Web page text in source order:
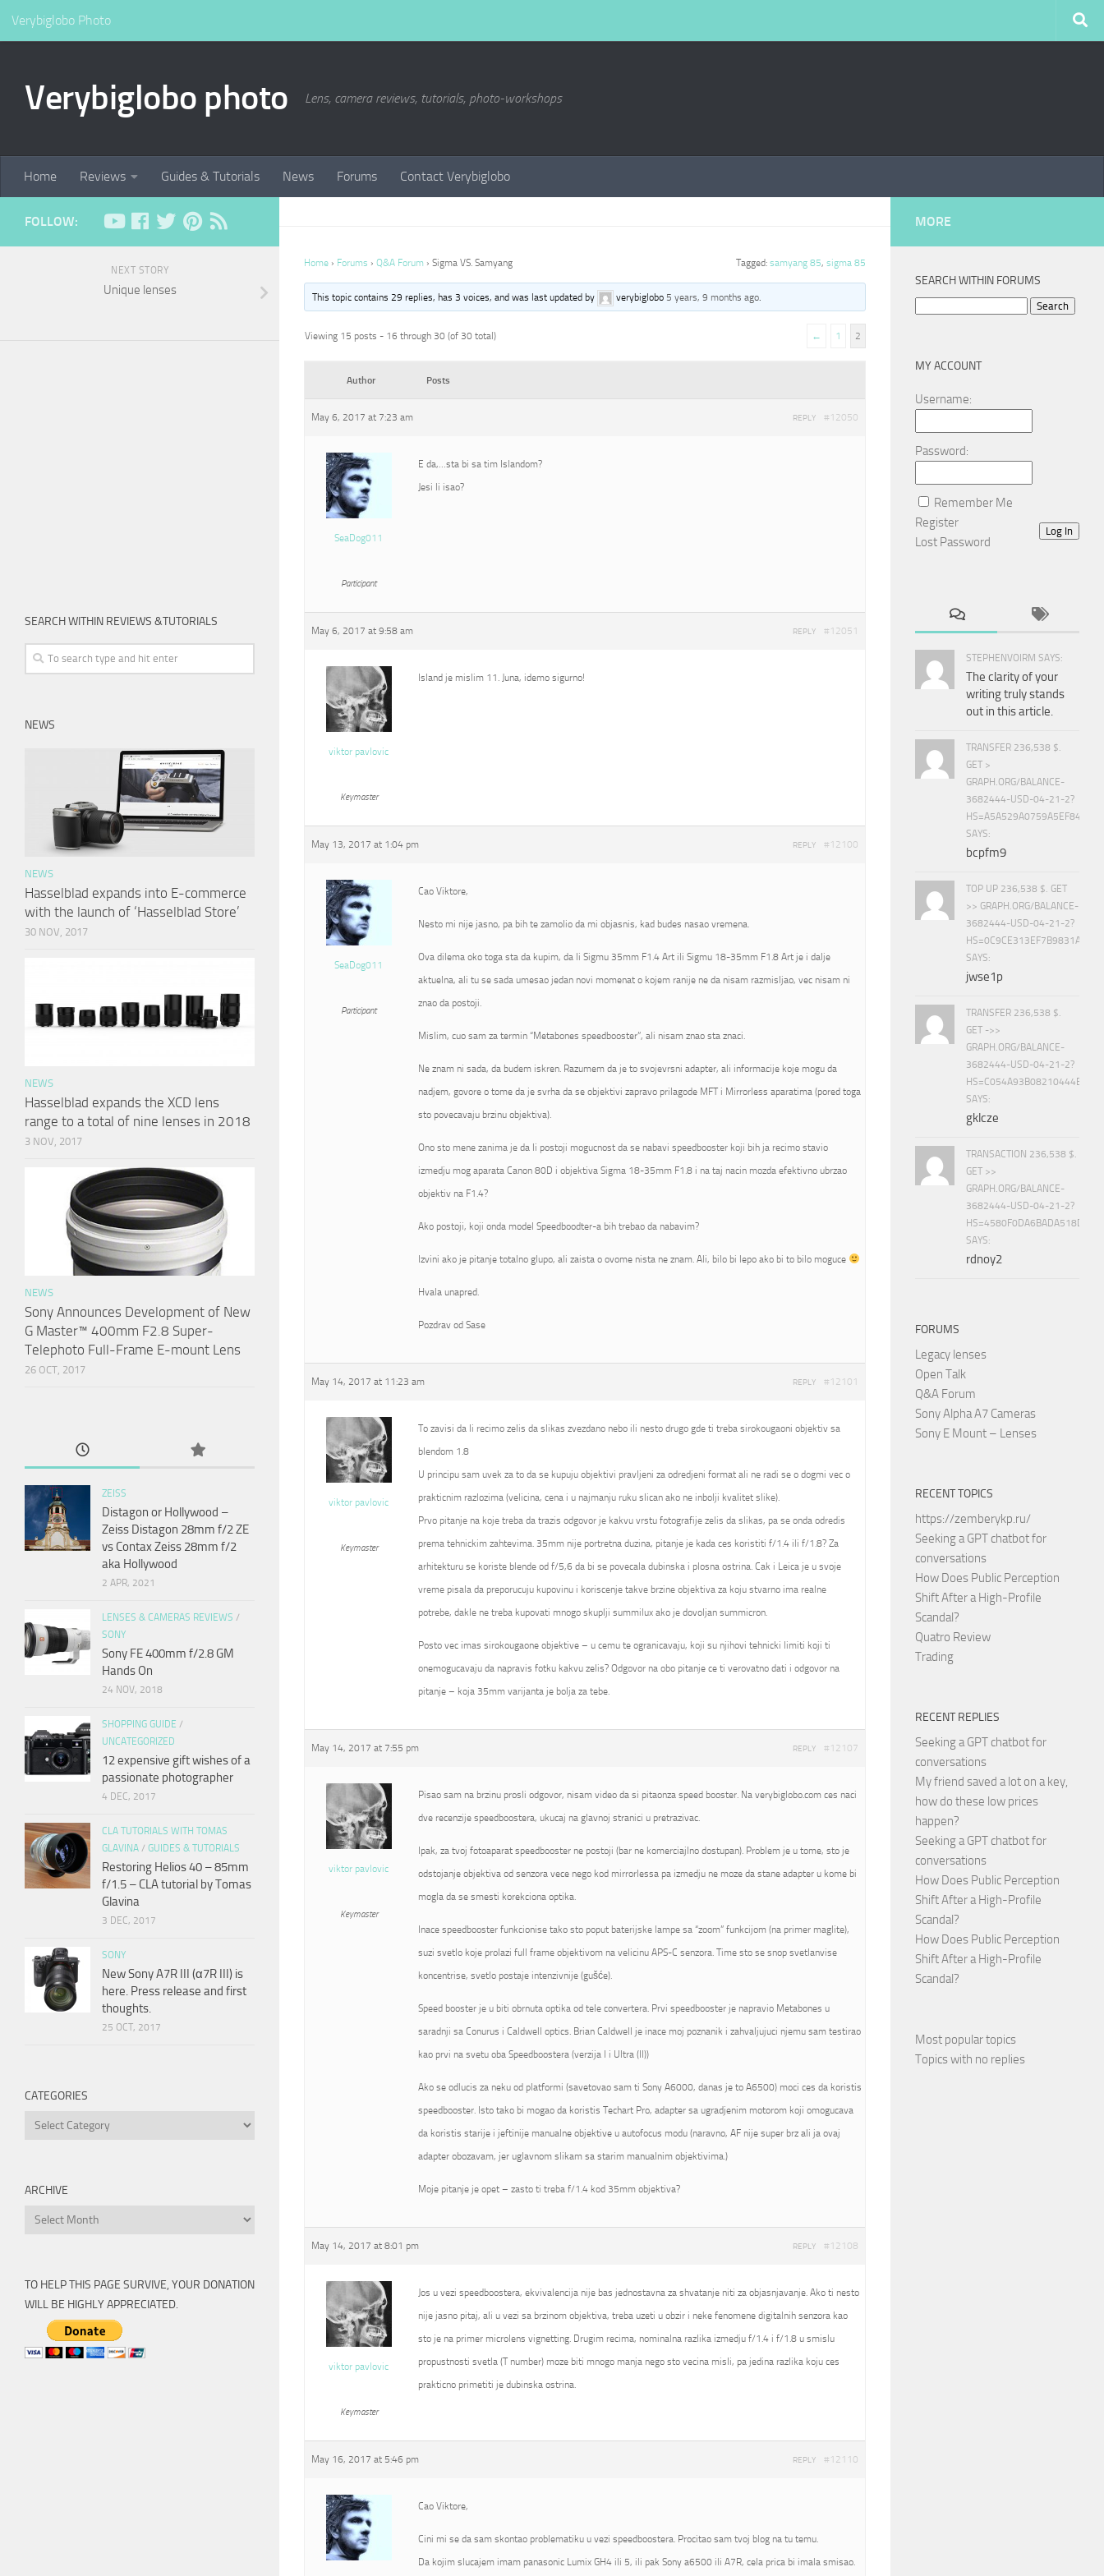
Verybiglobo Photo
Verybiglobo photo Lens, camera reviews, tutorials, photo-workshops
Home Reviews Guides & Tutorials News Forums Contact Verybiglobo
Home › Forums › Q&A Forum › Sigma VS. Samyang Tagged: samyang 85, sigma 85
This topic contains 29 replies, has 3 voices, and was last updated by verybiglobo 5 years, 9 months ago.
Viewing 15 posts - 16 through 30 (of 30 total) ← 1 2
Author Posts
May 6, 2017 at 7:23 am #12050
REPLY
SeaDog011
Participant
E da,…sta bi sa tim Islandom?
Jesi li isao?
May 6, 2017 at 9:58 am #12051
REPLY
viktor pavlovic
Keymaster
Island je mislim 11. Juna, idemo sigurno!
May 13, 2017 at 1:04 pm #12100
REPLY
SeaDog011
Participant
Cao Viktore,
Nesto mi nije jasno, pa bih te zamolio da mi objasnis, kad budes nasao vremena.
Ova dilema oko toga sta da kupim, da li Sigmu 35mm F1.4 Art ili Sigmu 18-35mm F1.8 Art je i dalje
aktuelna, ali tu se sada umesao jedan novi momenat o kojem ranije ne da nisam razmisljao, vec nisam ni
znao da postoji.
Mislim, cuo sam za termin “Metabones speedbooster”, ali nisam znao sta znaci.
Ne znam ni sada, da budem iskren. Razumem da je to svojevrsni adapter, ali informacije koje mogu da
nadjem, govore o tome da je svrha da se objektivi zapravo prilagode MFT i Mirrorless aparatima (pored toga
sto povecavaju brzinu objektiva).
Ono sto mene zanima je da li postoji mogucnost da se nabavi speedbooster koji bih ja recimo stavio
izmedju mog aparata Canon 80D i objektiva Sigma 18-35mm F1.8 i na taj nacin mozda efektivno ubrzao
objektiv na F1.4?
Ako postoji, koji onda model Speedboodter-a bih trebao da nabavim?
Izvini ako je pitanje totalno glupo, ali zaista o ovome nista ne znam. Ali, bilo bi lepo ako bi to bilo moguce
Hvala unapred.
Pozdrav od Sase
May 14, 2017 at 11:23 am #12101
REPLY
viktor pavlovic
Keymaster
To zavisi da li recimo zelis da slikas zvezdano nebo ili nesto drugo gde ti treba sirokougaoni objektiv sa
blendom 1.8
U principu sam uvek za to da se kupuju objektivi pravljeni za odredjeni format ali ne radi se o dogmi vec o
prakticnim razlozima (velicina, cena i u najmanju ruku slican ako ne inbolji kvalitet slike).
Prvo pitanje na koje treba da trazis odgovor je kakvu vrstu fotografije zelis da slikas, pa se onda odredis
prema tehnickim zahtevima. 35mm nije portretna duzina, pitanje je kada ces koristiti f/1.4 ili f/1.8? Za
arhitekturu se koriste blende od f/5,6 da bi se povecala dubinska i plosna ostrina. Cak i Leica je u svoje
vreme pisala da preporucuju kupovinu i koriscenje takve brzine objektiva za koju stvarno ima realne
potrebe, dakle ne treba kupovati mnogo skuplji summilux ako je dovoljan summicron.
Posto vec imas sirokougaone objektive – u cemu te ogranicavaju, koji su njihovi tehnicki limiti koji ti
onemogucavaju da napravis fotku kakvu zelis? Odgovor na obo pitanje ce ti verovatno dati i odgovor na
pitanje – koja 35mm varijanta je bolja za tebe.
May 14, 2017 at 7:55 pm #12107
REPLY
viktor pavlovic
Keymaster
Pisao sam na brzinu prosli odgovor, nisam video da si pitaonza speed booster. Na verybiglobo.com ces naci
dve recenzije speedboostera, ukucaj na glavnoj stranici u pretrazivac.
Ipak, za tvoj fotoaparat speedbooster ne postoji (bar ne komerciajlno dostupan). Problem je u tome, sto je
odstojanje objektiva od senzora vece nego kod mirrorlessa pa izmedju ne moze da stane adapter u kome bi
mogla da se smesti korekciona optika.
Inace speedbooster funkcionise tako sto poput baterijske lampe sa “zoom” funkcijom (na primer maglite),
suzi svetlo koje prolazi full frame objektivom na velicinu APS-C senzora. Time sto se snop svetlanvise
koncentrise, svetlo postaje intenzivnije (gušće).
Speed booster je u biti obrnuta optika od tele convertera. Prvi speedbooster je napravio Metabones u
saradnji sa Conurus i Caldwell optics. Brian Caldwell je inace moj poznanik i zahvaljujuci njemu sam testirao
kao prvi na svetu oba Speedboostera (verzija I i Ultra (II))
Ako se odlucis za neku od platformi (savetovao sam ti Sony A6000, danas je to A6500) moci ces da koristis
speedbooster. Isto tako bi mogao da koristis Techart Pro, adapter sa ugradjenim motorom koji omogucava
da koristis starije i jeftinije manualne objektive u autofocus modu (naravno, AF nije super brz ali ja ovaj
adapter obozavam, jer uglavnom slikam sa starim manualnim objektivima.)
Moje pitanje je opet – zasto ti treba f/1.4 kod 35mm objektiva?
May 14, 2017 at 8:01 pm #12108
REPLY
viktor pavlovic
Keymaster
Jos u vezi speedboostera, ekvivalencija nije bas jednostavna za shvatanje niti za objasnjavanje. Ako ti nesto
nije jasno pitaj, ali u vezi sa brzinom objektiva, treba uzeti u obzir i neke fenomene digitalnih senzora kao
sto je na primer microlens vignetting. Drugim recima, nominalna razlika izmedju f/1.4 i f/1.8 u smislu
propustnosti svetla (T number) moze biti mnogo manja nego sto vecina misli, pa jedina razlika koju ces
prakticno primetiti je dubinska ostrina.
May 16, 2017 at 5:46 pm #12110
REPLY
Cao Viktore,
Cini mi se da sam skontao problematiku u vezi speedboostera. Procitao sam tvoj blog na tu temu.
Da kojim slucajem imam panasonic Lumix GH4 ili 5, ili pak Sony a6500 ili A7R, cela prica bi imala smisao.
FOLLOW:
NEXT STORY
Unique lenses
SEARCH WITHIN REVIEWS &TUTORIALS
NEWS
NEWS
Hasselblad expands into E-commerce
with the launch of ‘Hasselblad Store’
30 NOV, 2017
NEWS
Hasselblad expands the XCD lens
range to a total of nine lenses in 2018
3 NOV, 2017
NEWS
Sony Announces Development of New
G Master™ 400mm F2.8 Super-
Telephoto Full-Frame E-mount Lens
26 OCT, 2017
ZEISS
Distagon or Hollywood –
Zeiss Distagon 28mm f/2 ZE
vs Contax Zeiss 28mm f/2
aka Hollywood
2 APR, 2021
LENSES & CAMERAS REVIEWS /
SONY
Sony FE 400mm f/2.8 GM
Hands On
24 NOV, 2018
SHOPPING GUIDE /
UNCATEGORIZED
12 expensive gift wishes of a
passionate photographer
4 DEC, 2017
CLA TUTORIALS WITH TOMAS
GLAVINA / GUIDES & TUTORIALS
Restoring Helios 40 – 85mm
f/1.5 – CLA tutorial by Tomas
Glavina
3 DEC, 2017
SONY
New Sony A7R III (α7R III) is
here. Press release and first
thoughts.
25 OCT, 2017
CATEGORIES
Categories
ARCHIVE
Archive
TO HELP THIS PAGE SURVIVE, YOUR DONATION
WILL BE HIGHLY APPRECIATED.
MORE
SEARCH WITHIN FORUMS
MY ACCOUNT
Username:
Password:
Remember Me
Log In
Register
Lost Password
STEPHENVOIRM SAYS:
The clarity of your
writing truly stands
out in this article.
TRANSFER 236,538 $.
GET >
GRAPH.ORG/BALANCE-
3682444-USD-04-21-2?
SAYS:
bcpfm9
TOP UP 236,538 $. GET
>> GRAPH.ORG/BALANCE-
3682444-USD-04-21-2?
SAYS:
jwse1p
TRANSFER 236,538 $.
GET ->>
GRAPH.ORG/BALANCE-
3682444-USD-04-21-2?
SAYS:
gklcze
TRANSACTION 236,538 $.
GET >>
GRAPH.ORG/BALANCE-
3682444-USD-04-21-2?
SAYS:
rdnoy2
FORUMS
Legacy lenses
Open Talk
Q&A Forum
Sony Alpha A7 Cameras
Sony E Mount – Lenses
RECENT TOPICS
https://zemberykp.ru/
Seeking a GPT chatbot for
conversations
How Does Public Perception
Shift After a High-Profile
Scandal?
Quatro Review
Trading
RECENT REPLIES
Seeking a GPT chatbot for
conversations
My friend saved a lot on a key,
how do these low prices
happen?
Seeking a GPT chatbot for
conversations
How Does Public Perception
Shift After a High-Profile
Scandal?
How Does Public Perception
Shift After a High-Profile
Scandal?
Most popular topics
Topics with no replies